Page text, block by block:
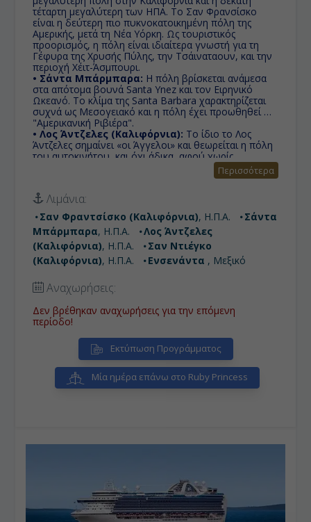
τέταρτη μεγαλύτερη των ΗΠΑ. Το Σαν Φρανσίσκο
είναι η δεύτερη πιο πυκνοκατοικημένη πόλη της
Αμερικής, μετά τη Νέα Υόρκη. Ως τουριστικός
προορισμός, η πόλη είναι ιδιαίτερα γνωστή για τη
Γέφυρα της Χρυσής Πύλης, την Τσάιναταουν, και την
περιοχή Χέιτ-Άσμπουρι.
• Σάντα Μπάρμπαρα: Η πόλη βρίσκεται ανάμεσα
στα απότομα βουνά Santa Ynez και τον Ειρηνικό
Ωκεανό. Το κλίμα της Santa Barbara χαρακτηρίζεται
συχνά ως Μεσογειακό και η πόλη έχει προωθηθεί ως
"Αμερικανική Ριβιέρα".
• Λος Άντζελες (Καλιφόρνια): Το ίδιο το Λος
Άντζελες σημαίνει «οι Άγγελοι» και θεωρείται η πόλη
του αυτοκινήτου, και όχι άδικα, αφού χωρίς
Στις ακτές του
Ειρηνικού είναι μία από τις μεγαλύτερες πόλεις της
Καλιφόρνια είναι το Σαν Ντιέγκο. Η πολιτεία της
Καλιφόρνια είναι η μεγαλύτερη σε πληθυσμό των
ΗΠΑ και μία από τις πλουσιότερες της χώρας, έδρα
πολλών πολυεθνικών εταιρειών.
• Ενσενάντα :Καλωσορίσατε στην 'Σταχτοπούτα
του Ειρηνικού', την Ensenada, μια παραθαλάσσια
πόλη στο Μεξικό, την τρίτη μεγαλύτερη στην Μπάχα
Καλιφόρνια.
Περισσότερα
Λιμάνια:
Σαν Φραντσίσκο (Καλιφόρνια), Η.Π.Α.
Σάντα
Μπάρμπαρα, Η.Π.Α.
Λος Άντζελες
(Καλιφόρνια), Η.Π.Α.
Σαν Ντιέγκο
(Καλιφόρνια), Η.Π.Α. Ενσενάντα , Μεξικό
Αναχωρήσεις:
Δεν βρέθηκαν αναχωρήσεις για την επόμενη
περίοδο!
Εκτύπωση Προγράμματος
Μία ημέρα επάνω στο Ruby Princess